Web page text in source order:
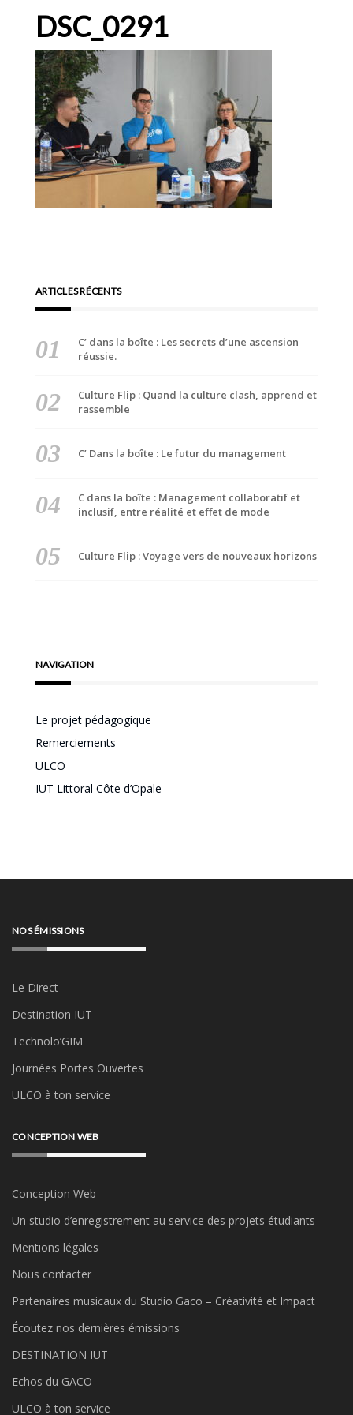
DSC_0291
ARTICLES RÉCENTS
C’ dans la boîte : Les secrets d’une ascension
réussie.
Culture Flip : Quand la culture clash, apprend et
rassemble
C’ Dans la boîte : Le futur du management
C dans la boîte : Management collaboratif et
inclusif, entre réalité et effet de mode
Culture Flip : Voyage vers de nouveaux horizons
NAVIGATION
Le projet pédagogique
Remerciements
ULCO
IUT Littoral Côte d’Opale
NOS ÉMISSIONS
Le Direct
Destination IUT
Technolo’GIM
Journées Portes Ouvertes
ULCO à ton service
CONCEPTION WEB
Conception Web
Un studio d’enregistrement au service des projets étudiants
Mentions légales
Nous contacter
Partenaires musicaux du Studio Gaco – Créativité et Impact
Écoutez nos dernières émissions
DESTINATION IUT
Echos du GACO
ULCO à ton service